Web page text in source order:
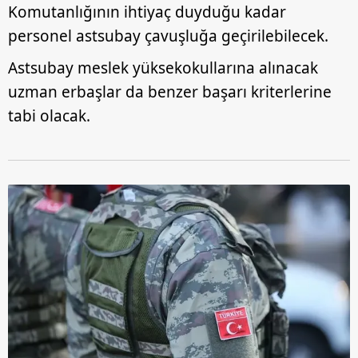
Komutanlığının ihtiyaç duyduğu kadar
personel astsubay çavuşluğa geçirilebilecek.
Astsubay meslek yüksekokullarına alınacak
uzman erbaşlar da benzer başarı kriterlerine
tabi olacak.